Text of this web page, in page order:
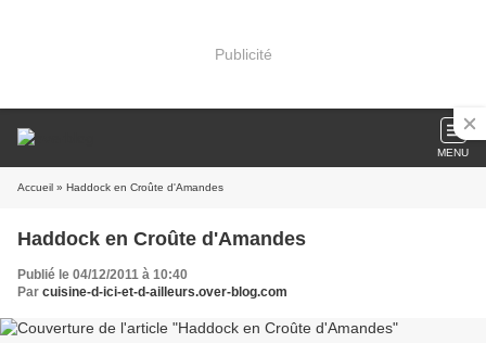
Publicité
MENU
Accueil » Haddock en Croûte d'Amandes
Haddock en Croûte d'Amandes
Publié le 04/12/2011 à 10:40
Par cuisine-d-ici-et-d-ailleurs.over-blog.com